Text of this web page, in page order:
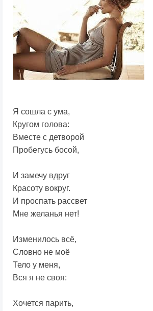
Я сошла с ума,
Кругом голова:
Вместе с детворой
Пробегусь босой,
И замечу вдруг
Красоту вокруг.
И проспать рассвет
Мне желанья нет!
Изменилось всё,
Словно не моё
Тело у меня,
Вся я не своя:
Хочется парить,